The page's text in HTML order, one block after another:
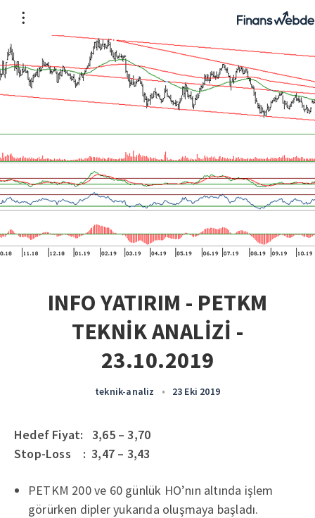
INFO YATIRIM - PETKM
TEKNİK ANALİZİ -
23.10.2019
teknik-analiz • 23 Eki 2019
Hedef Fiyat: 3,65 – 3,70
Stop-Loss : 3,47 – 3,43
PETKM 200 ve 60 günlük HO’nın altında işlem
görürken dipler yukarıda oluşmaya başladı.